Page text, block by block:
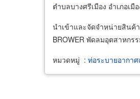
ตำบลบางศรีเมือง อำเภอเ
นำเข้าและจัดจำหน่ายสินค้า
BROWER พัดลมอุตสาหก
หมวดหมู่ : ท่อระบายอากา